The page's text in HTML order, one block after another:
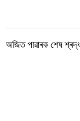
অজিত পাৱাৰক শেষ